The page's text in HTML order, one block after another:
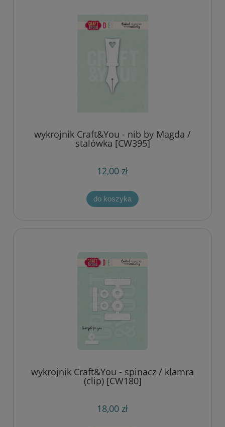
wykrojnik Craft&You - nib by Magda /
stalówka [CW395]
12,00 zł
do koszyka
wykrojnik Craft&You - spinacz / klamra
(clip) [CW180]
18,00 zł